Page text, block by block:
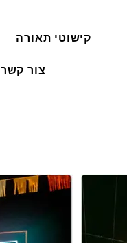
קישוטי תאורה
צור קשר